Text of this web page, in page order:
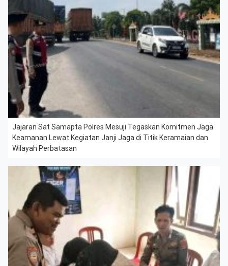
Jajaran Sat Samapta Polres Mesuji Tegaskan Komitmen Jaga
Keamanan Lewat Kegiatan Janji Jaga di Titik Keramaian dan
Wilayah Perbatasan